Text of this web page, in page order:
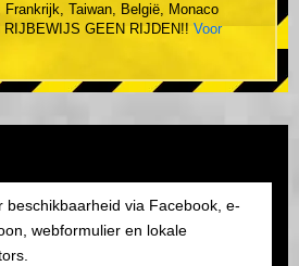
Taiwan, België, Monaco
GEEN RIJDEN!! Voor
beschikbaarheid via Facebook, e-
webformulier en lokale